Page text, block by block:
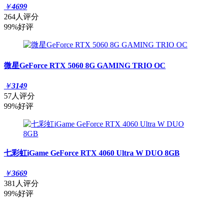
￥4699
264人评分
99%好评
微星GeForce RTX 5060 8G GAMING TRIO OC
￥3149
57人评分
99%好评
七彩虹iGame GeForce RTX 4060 Ultra W DUO 8GB
￥3669
381人评分
99%好评